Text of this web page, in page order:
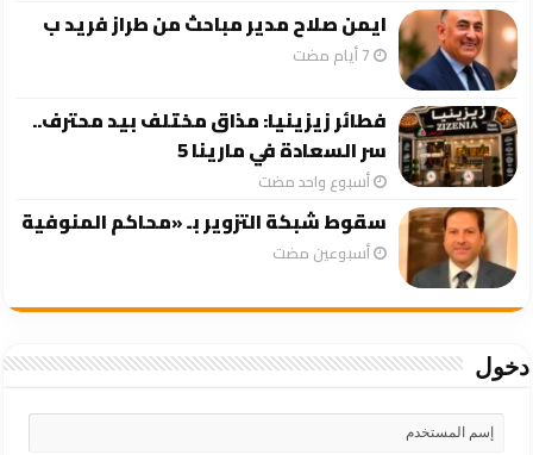
ايمن صلاح مدير مباحث من طراز فريد ب
فطائر زيزينيا: مذاق مختلف بيد محترف..
سر السعادة في مارينا 5
‏أسبوع واحد مضت
سقوط شبكة التزوير بـ «محاكم المنوفية
‏أسبوعين مضت
دخول